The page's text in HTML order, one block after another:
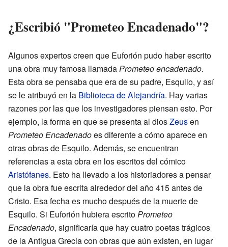
¿Escribió "Prometeo Encadenado"?
Algunos expertos creen que Euforión pudo haber escrito
una obra muy famosa llamadaPrometeo encadenado.
Esta obra se pensaba que era de su padre, Esquilo, y así
se le atribuyó en la Biblioteca de Alejandría. Hay varias
razones por las que los investigadores piensan esto. Por
ejemplo, la forma en que se presenta al diosZeusen
Prometeo Encadenadoes diferente a cómo aparece en
otras obras de Esquilo. Además, se encuentran
referencias a esta obra en los escritos del cómico
Aristófanes. Esto ha llevado a los historiadores a pensar
que la obra fue escrita alrededor del año 415 antes de
Cristo. Esa fecha es mucho después de la muerte de
Esquilo. Si Euforión hubiera escritoPrometeo
Encadenado, significaría que hay cuatro poetas trágicos
de la Antigua Grecia con obras que aún existen, en lugar